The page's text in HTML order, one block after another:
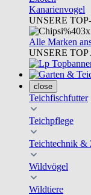
Kanarienvogel
UNSERE
Alle Marken
UNSERE
close
Teichfischfutter
Teichpflege
Teichtechnik &
Wildvögel
Wildtiere